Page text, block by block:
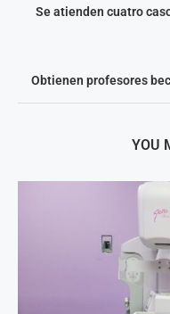
Se atienden cuatro
Obtienen profesores
YOU